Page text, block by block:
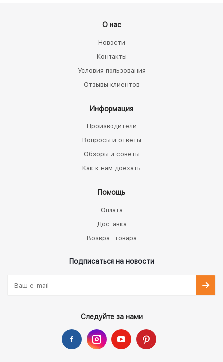
О нас
Новости
Контакты
Условия пользования
Отзывы клиентов
Информация
Производители
Вопросы и ответы
Обзоры и советы
Как к нам доехать
Помощь
Оплата
Доставка
Возврат товара
Подписаться на новости
Следуйте за нами